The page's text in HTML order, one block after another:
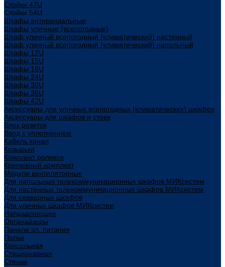
Стойки 47U
Стойки 54U
Шкафы антивандальные
Шкафы уличные (всепогодные)
Шкаф уличный всепогодный (климатический) настенный
Шкаф уличный всепогодный (климатический) напольный
Шкафы 12U
Шкафы 15U
Шкафы 18U
Шкафы 24U
Шкафы 30U
Шкафы 36U
Шкафы 42U
Аксессуары для уличных всепогодных (климатических) шкафов
Аксессуары для шкафов и стоек
Блок розеток
Ввод с уплотнением
Кабель канал
Козырьки
Комплект роликов
Крепежный комплект
Модули вентиляторные
Для напольных телекоммуникационных шкафов МИКсистем
Для настенных телекоммуникационных шкафов МИКсистем
Для серверных шкафов
Для уличных шкафов МИКсистем
Направляющие
Органайзеры
Панели эл. питания
Полки
Консольная
Стационарная
Стенки